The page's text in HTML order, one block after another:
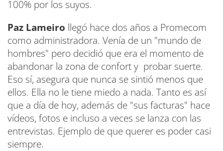
100% por los suyos.
Paz Lameiro llegó hace dos años a Promecom
como administradora. Venía de un "mundo de
hombres" pero decidió que era el momento de
abandonar la zona de confort y probar suerte.
Eso sí, asegura que nunca se sintió menos que
ellos. Ella no le tiene miedo a nada. Tanto es así
que a día de hoy, además de "sus facturas" hace
vídeos, fotos e incluso a veces se lanza con las
entrevistas. Ejemplo de que querer es poder casi
siempre.